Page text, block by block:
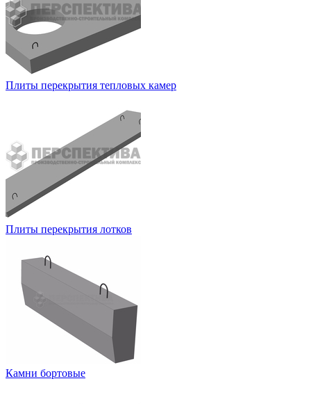
Плиты перекрытия тепловых камер
Плиты перекрытия лотков
Камни бортовые